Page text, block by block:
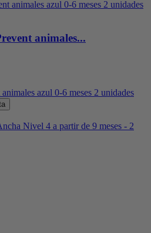
animales...
azul 0-6 meses 2 unidades